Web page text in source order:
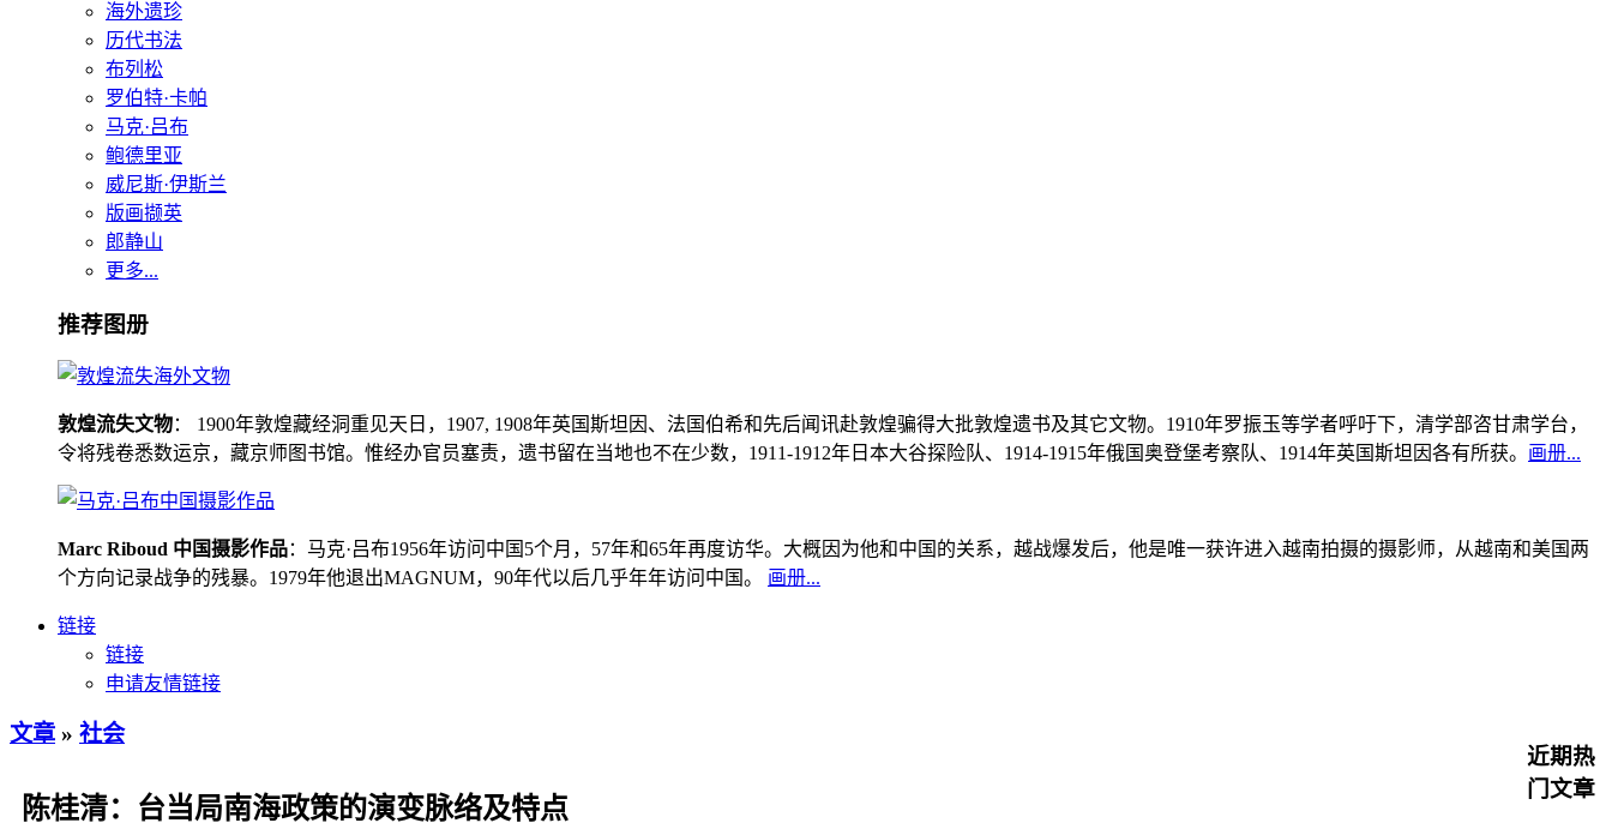
海外遗珍
历代书法
布列松
罗伯特·卡帕
马克·吕布
鲍德里亚
威尼斯·伊斯兰
版画撷英
郎静山
更多...
推荐图册
敦煌流失文物： 1900年敦煌藏经洞重见天日，1907, 1908年英国斯坦因、法国伯希和先后闻讯赴敦煌骗得大批敦煌遗书及其它文物。1910年罗振玉等学者呼吁下，清学部咨甘肃学台，
令将残卷悉数运京，藏京师图书馆。惟经办官员塞责，遗书留在当地也不在少数，1911-1912年日本大谷探险队、1914-1915年俄国奥登堡考察队、1914年英国斯坦因各有所获。 画册...
Marc Riboud 中国摄影作品：马克·吕布1956年访问中国5个月，57年和65年再度访华。大概因为他和中国的关系，越战爆发后，他是唯一获许进入越南拍摄的摄影师，从越南和美国两
个方向记录战争的残暴。1979年他退出MAGNUM，90年代以后几乎年年访问中国。 画册...
链接
链接
申请友情链接
文章 » 社会
陈桂清：台当局南海政策的演变脉络及特点
近期热
门文章